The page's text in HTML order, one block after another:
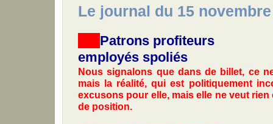
Le journal du 15
Patrons profiteurs
employés spoliés
Nous signalons que dans de billet, ce
mais la réalité, qui est politiquement
excusons pour elle, mais elle ne veut
de position.